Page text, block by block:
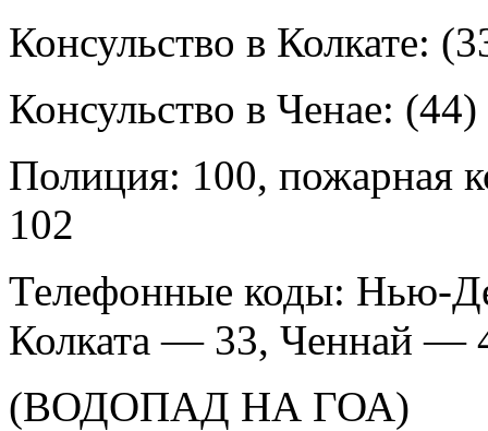
Консульство в Колкате:
Консульство в Ченае:
Полиция: 100, пожарная
102
Телефонные коды:
Колката — 33, Ченнай —
(ВОДОПАД НА ГОА)